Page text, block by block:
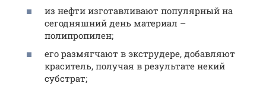
из нефти изготавливают популярный на
сегодняшний день материал –
полипропилен;
его размягчают в экструдере, добавляют
краситель, получая в результате некий
субстрат;